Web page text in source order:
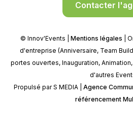
Contacter
© Innov'Events | Mentions légales |
d'entreprise (Anniversaire, Team
portes ouvertes, Inauguration,
d'autres
Propulsé par S MEDIA | Agence
référencement